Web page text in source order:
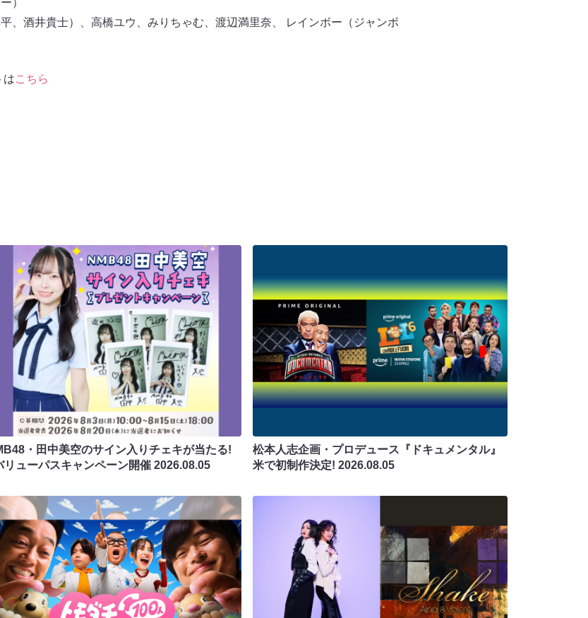
）
、酒井貴士）、高橋ユウ、みりちゃむ、渡辺満里奈、 レインボー（ジャンボ
はこちら
・田中美空のサイン入りチェキが当たる!
リューパスキャンペーン開催2026.08.05
松本人志企画・プロデュース『ドキュメンタル』
米で初制作決定! 2026.08.05